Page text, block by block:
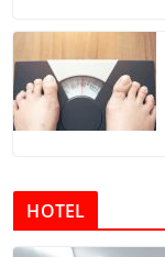
HOTEL